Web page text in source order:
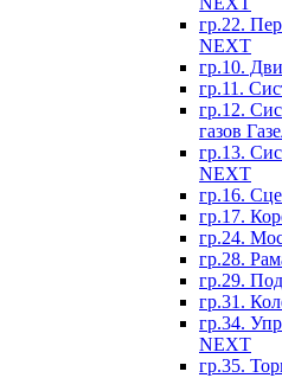
гр.22.
NEXT
гр.10.
гр.11.
гр.12.
газов
гр.13.
NEXT
гр.16.
гр.17.
гр.24.
гр.28.
гр.29.
гр.31.
гр.34.
NEXT
гр.35.